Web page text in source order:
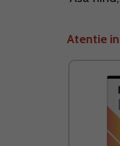
Atentie